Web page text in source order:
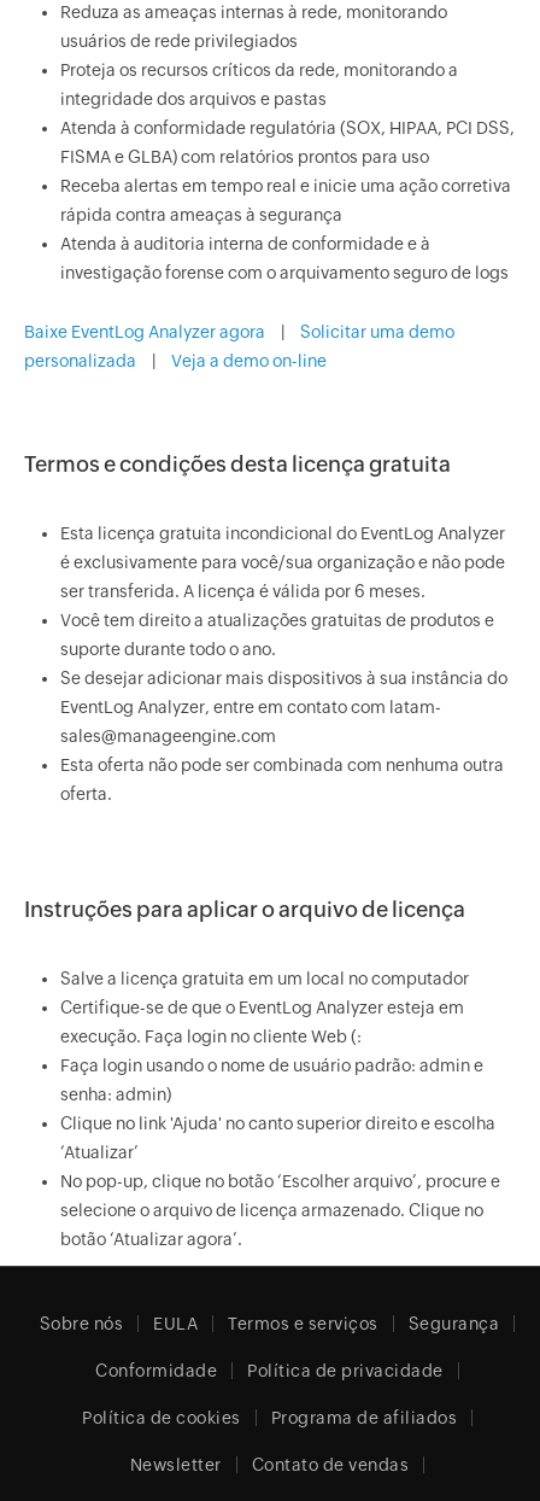
Reduza as ameaças internas à rede, monitorando
usuários de rede privilegiados
Proteja os recursos críticos da rede, monitorando a
integridade dos arquivos e pastas
Atenda à conformidade regulatória (SOX, HIPAA, PCI DSS,
FISMA e GLBA) com relatórios prontos para uso
Receba alertas em tempo real e inicie uma ação corretiva
rápida contra ameaças à segurança
Atenda à auditoria interna de conformidade e à
investigação forense com o arquivamento seguro de logs
Baixe EventLog Analyzer agora
Solicitar uma demo
personalizada
Veja a demo on-line
Termos e condições desta licença gratuita
Esta licença gratuita incondicional do EventLog Analyzer
é exclusivamente para você/sua organização e não pode
ser transferida. A licença é válida por 6 meses.
Você tem direito a atualizações gratuitas de produtos e
suporte durante todo o ano.
Se desejar adicionar mais dispositivos à sua instância do
EventLog Analyzer, entre em contato com latam-
sales@manageengine.com
Esta oferta não pode ser combinada com nenhuma outra
oferta.
Instruções para aplicar o arquivo de licença
Salve a licença gratuita em um local no computador
Certifique-se de que o EventLog Analyzer esteja em
execução. Faça login no cliente Web (:
Faça login usando o nome de usuário padrão: admin e
senha: admin)
Clique no link 'Ajuda' no canto superior direito e escolha
‘Atualizar’
No pop-up, clique no botão ‘Escolher arquivo’, procure e
selecione o arquivo de licença armazenado. Clique no
botão ‘Atualizar agora’.
Sobre nós EULA Termos e serviços Segurança
Conformidade Política de privacidade
Política de cookies Programa de afiliados
Newsletter Contato de vendas